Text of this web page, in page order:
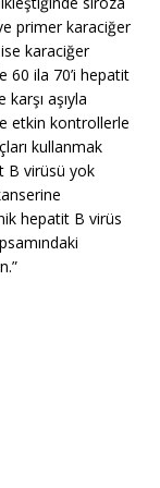
primer karaciğer
karaciğer
60 ila 70’i hepatit
karşı aşıyla
etkin kontrollerle
kullanmak
B virüsü yok
hepatit B virüs